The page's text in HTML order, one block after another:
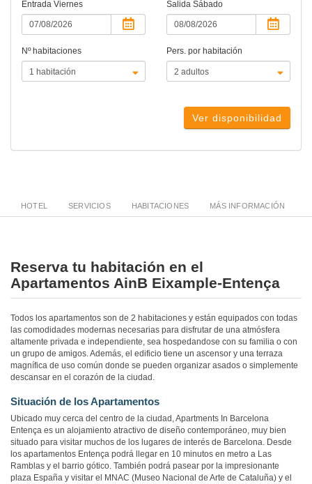
Entrada Viernes Salida Sábado
Nº habitaciones Pers. por habitación
Ver disponibilidad
HOTEL SERVICIOS HABITACIONES MÁS INFORMACIÓN
Reserva tu habitación en el
Apartamentos AinB Eixample-Entença
Todos los apartamentos son de 2 habitaciones y están equipados con todas
las comodidades modernas necesarias para disfrutar de una atmósfera
altamente privada e independiente, sea hospedandose con su familia o con
un grupo de amigos. Además, el edificio tiene un ascensor y una terraza
magnífica de uso común donde se pueden organizar asados o simplemente
descansar en el corazón de la ciudad.
Situación de los Apartamentos
Ubicado muy cerca del centro de la ciudad, Apartments In Barcelona
Entença es un alojamiento atractivo de diseño contemporáneo, muy bien
situado para visitar muchos de los lugares de interés de Barcelona. Desde
los apartamentos Entença podrá llegar en 10 minutos en metro a Las
Ramblas y el barrio gótico. También podrá pasear por la impresionante
plaza España y visitar el MNAC (Museo Nacional de Arte de Cataluña) y el